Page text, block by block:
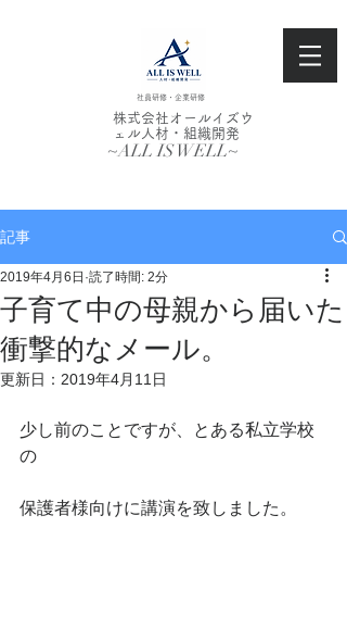
社員研修・企業研修
株式会社オールイズウ
ェル人材・組織開発
~ALL IS WELL~
記事
子育て中の母親から届いた
衝撃的なメール。
2019年4月6日 読了時間: 2分
更新日： 2019年4月11日
少し前のことですが、とある私立学校
の
保護者様向けに講演を致しました。